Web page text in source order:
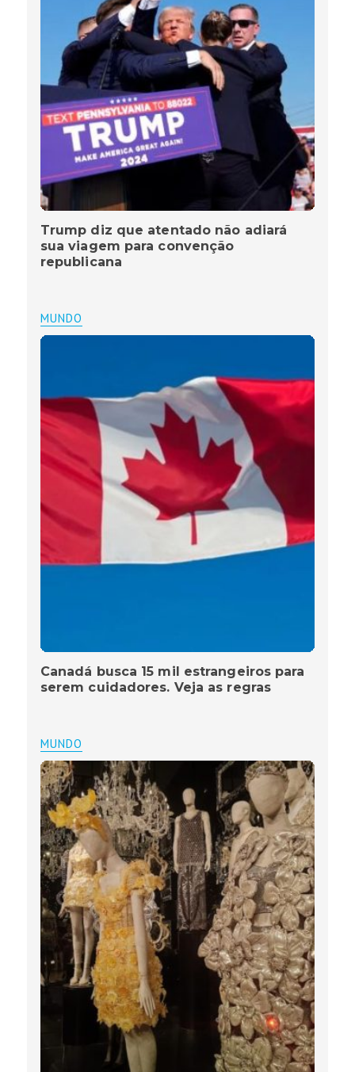
Trump diz que atentado não adiará
sua viagem para convenção
republicana
MUNDO
Canadá busca 15 mil estrangeiros para
serem cuidadores. Veja as regras
MUNDO